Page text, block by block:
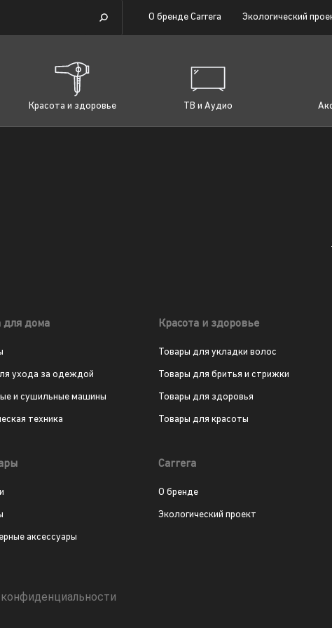
О бренде Carrera Экологический
Красота и здоровье ТВ и Аудио
для дома
ухода за одеждой
и сушильные машины
техника
Красота и здоровье
Товары для укладки волос
Товары для бритья и стрижки
Товары для здоровья
Товары для красоты
аксессуары
Carrera
О бренде
Экологический проект